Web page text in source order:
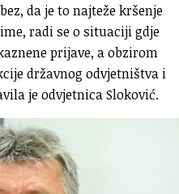
da je to najteže kršenje
radi se o situaciji gdje
prijave, a obzirom
državnog odvjetništva i
je odvjetnica Sloković.